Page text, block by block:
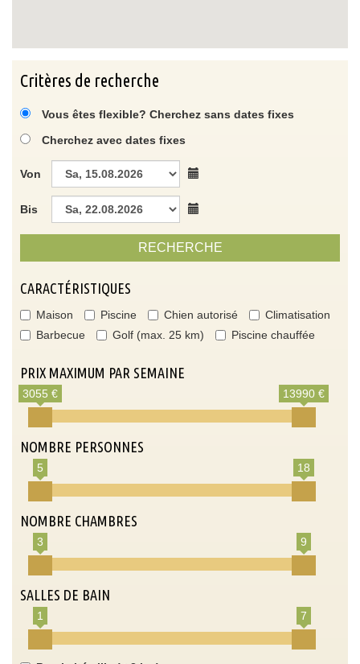
Critères de recherche
Vous êtes flexible? Cherchez sans dates fixes
Cherchez avec dates fixes
Von
Bis
RECHERCHE
CARACTÉRISTIQUES
Maison Piscine Chien autorisé
Climatisation
Barbecue
Golf (max. 25 km) Piscine chauffée
PRIX MAXIMUM PAR SEMAINE
3055 € 13990 €
NOMBRE PERSONNES
5 18
NOMBRE CHAMBRES
3 9
SALLES DE BAIN
1 7